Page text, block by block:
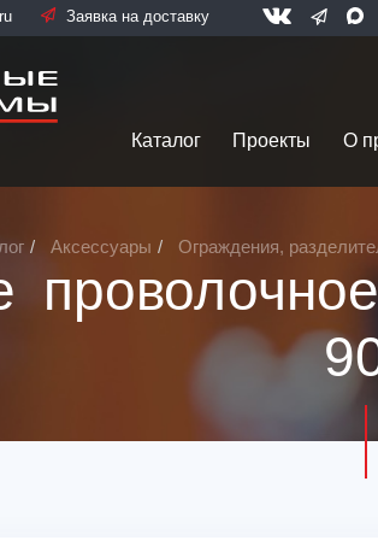
Заявка на доставку
Каталог Проекты О
Аксессуары Ограждения,